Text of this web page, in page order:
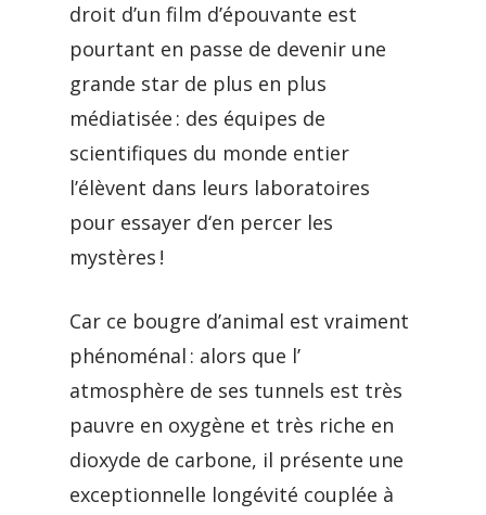
droit d’un film d’épouvante est
pourtant en passe de devenir une
grande star de plus en plus
médiatisée : des équipes de
scientifiques du monde entier
l’élèvent dans leurs laboratoires
pour essayer d‘en percer les
mystères !
Car ce bougre d’animal est vraiment
phénoménal : alors que l’
atmosphère de ses tunnels est très
pauvre en oxygène et très riche en
dioxyde de carbone, il présente une
exceptionnelle longévité couplée à